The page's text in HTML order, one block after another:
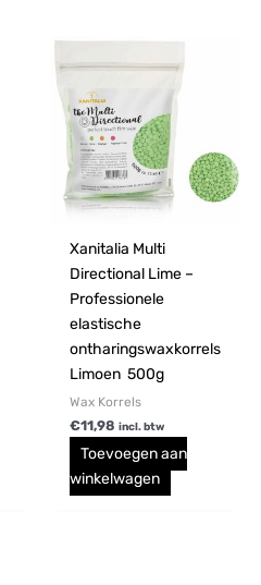
Xanitalia Multi
Directional Lime –
Professionele
elastische
ontharingswaxkorrels
Limoen 500g
Wax Korrels
€11,98 incl. btw
Toevoegen aan
winkelwagen